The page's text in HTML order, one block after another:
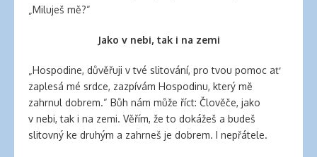
„Miluješ mě?“
Jako v nebi, tak i na zemi
„Hospodine, důvěřuji v tvé slitování, pro tvou pomoc ať
zaplesá mé srdce, zazpívám Hospodinu, který mě
zahrnul dobrem.“ Bůh nám může říct: Člověče, jako
v nebi, tak i na zemi. Věřím, že to dokážeš a budeš
slitovný ke druhým a zahrneš je dobrem. I nepřátele.